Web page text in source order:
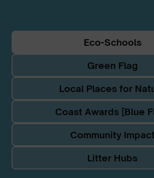
Eco-Schools
Green Flag
Local Places for
Coast Awards [Blue
Community Impact
Litter Hubs